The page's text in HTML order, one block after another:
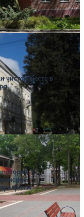
чистом месте в
выбранные даты
выбранные даты